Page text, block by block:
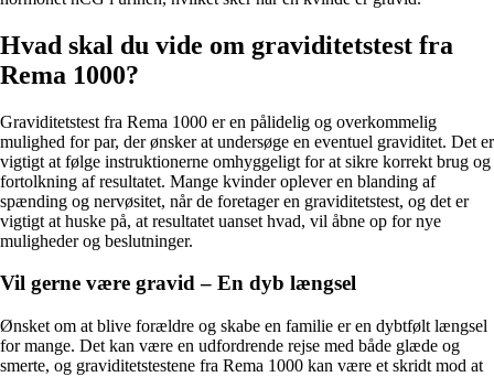
Hvad skal du vide om graviditetstest fra
Rema 1000?
Graviditetstest fra Rema 1000 er en pålidelig og overkommelig
mulighed for par, der ønsker at undersøge en eventuel graviditet. Det er
vigtigt at følge instruktionerne omhyggeligt for at sikre korrekt brug og
fortolkning af resultatet. Mange kvinder oplever en blanding af
spænding og nervøsitet, når de foretager en graviditetstest, og det er
vigtigt at huske på, at resultatet uanset hvad, vil åbne op for nye
muligheder og beslutninger.
Vil gerne være gravid – En dyb længsel
Ønsket om at blive forældre og skabe en familie er en dybtfølt længsel
for mange. Det kan være en udfordrende rejse med både glæde og
smerte, og graviditetstestene fra Rema 1000 kan være et skridt mod at